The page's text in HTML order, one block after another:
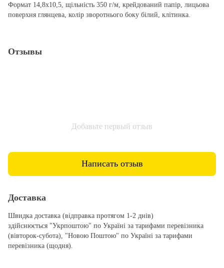
Формат 14,8х10,5, щільність 350 г/м, крейдований папір, лицьова
поверхня глянцева, колір зворотнього боку білий, клітинка.
Отзывы
Добавьте первый отзыв
Написать отзыв
Доставка
Швидка доставка (відправка протягом 1-2 днів)
здійснюється "Укрпоштою" по Україні за тарифами перевізника
(вівторок-субота), "Новою Поштою" по Україні за тарифами
перевізника (щодня).